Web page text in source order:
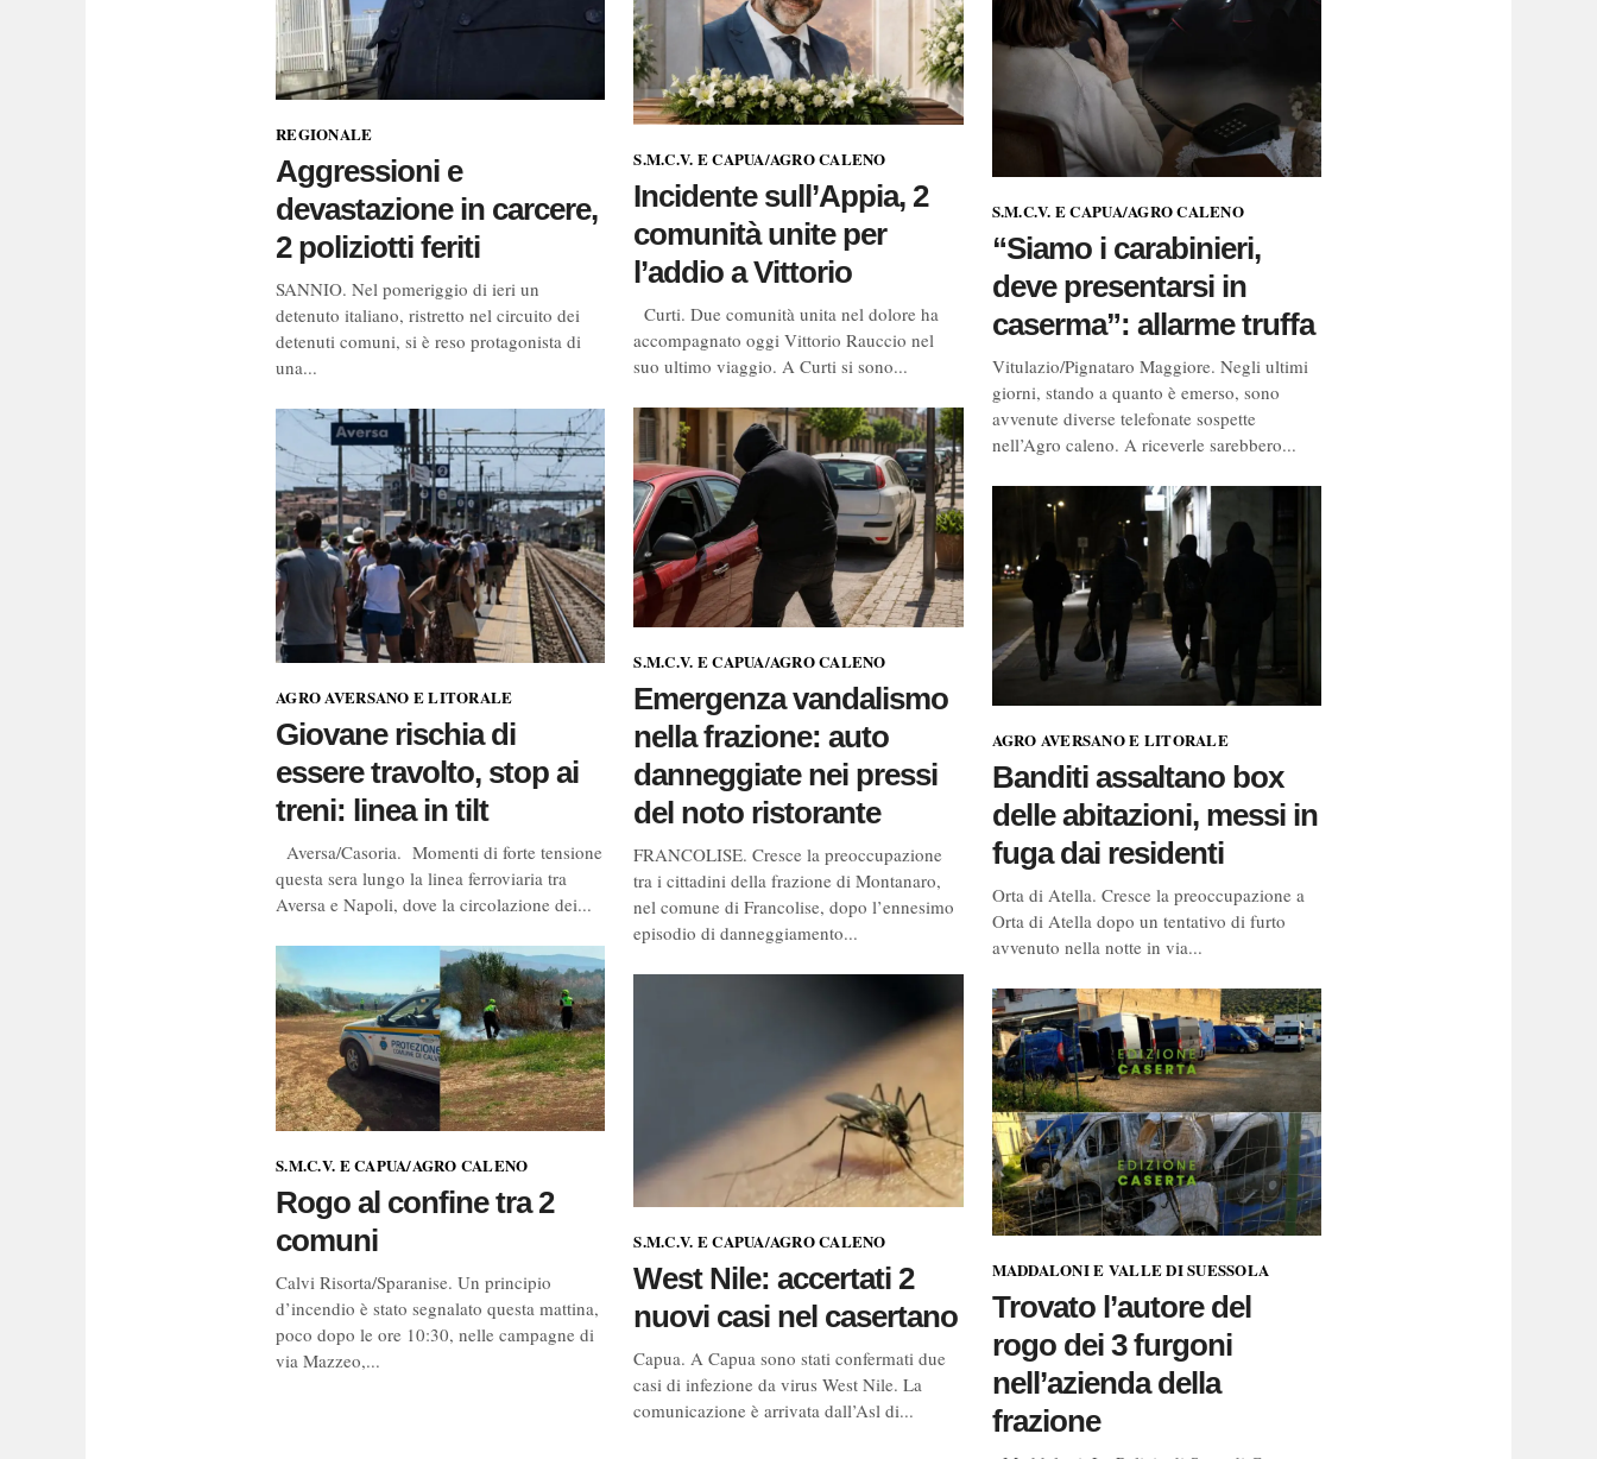
REGIONALE
Aggressioni e
devastazione in carcere,
2 poliziotti feriti
SANNIO. Nel pomeriggio di ieri un
detenuto italiano, ristretto nel circuito dei
detenuti comuni, si è reso protagonista di
una...
AGRO AVERSANO E LITORALE
Giovane rischia di
essere travolto, stop ai
treni: linea in tilt
Aversa/Casoria. Momenti di forte tensione
questa sera lungo la linea ferroviaria tra
Aversa e Napoli, dove la circolazione dei...
S.M.C.V. E CAPUA/AGRO CALENO
Rogo al confine tra 2
comuni
Calvi Risorta/Sparanise. Un principio
d’incendio è stato segnalato questa mattina,
poco dopo le ore 10:30, nelle campagne di
via Mazzeo,...
S.M.C.V. E CAPUA/AGRO CALENO
Incidente sull’Appia, 2
comunità unite per
l’addio a Vittorio
Curti. Due comunità unita nel dolore ha
accompagnato oggi Vittorio Rauccio nel
suo ultimo viaggio. A Curti si sono...
S.M.C.V. E CAPUA/AGRO CALENO
Emergenza vandalismo
nella frazione: auto
danneggiate nei pressi
del noto ristorante
FRANCOLISE. Cresce la preoccupazione
tra i cittadini della frazione di Montanaro,
nel comune di Francolise, dopo l’ennesimo
episodio di danneggiamento...
S.M.C.V. E CAPUA/AGRO CALENO
West Nile: accertati 2
nuovi casi nel casertano
Capua. A Capua sono stati confermati due
casi di infezione da virus West Nile. La
comunicazione è arrivata dall’Asl di...
S.M.C.V. E CAPUA/AGRO CALENO
“Siamo i carabinieri,
deve presentarsi in
caserma”: allarme truffa
Vitulazio/Pignataro Maggiore. Negli ultimi
giorni, stando a quanto è emerso, sono
avvenute diverse telefonate sospette
nell’Agro caleno. A riceverle sarebbero...
AGRO AVERSANO E LITORALE
Banditi assaltano box
delle abitazioni, messi in
fuga dai residenti
Orta di Atella. Cresce la preoccupazione a
Orta di Atella dopo un tentativo di furto
avvenuto nella notte in via...
MADDALONI E VALLE DI SUESSOLA
Trovato l’autore del
rogo dei 3 furgoni
nell’azienda della
frazione